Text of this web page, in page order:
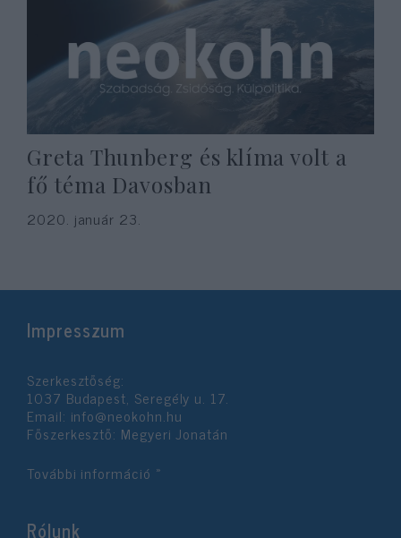
Greta Thunberg és klíma volt a
fő téma Davosban
2020. január 23.
Impresszum
Szerkesztőség:
1037 Budapest, Seregély u. 17.
Email: info@neokohn.hu
Főszerkesztő: Megyeri Jonatán
További információ »
Rólunk